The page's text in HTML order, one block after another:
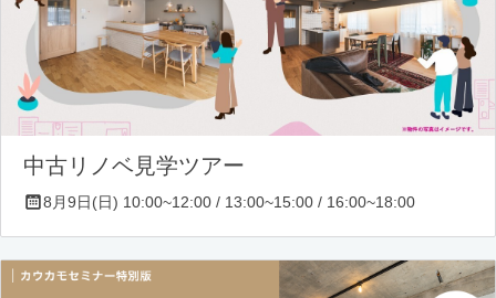
中古リノベ見学ツアー
8月9日(日) 10:00~12:00 / 13:00~15:00 / 16:00~18:00